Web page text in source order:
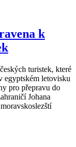
k
turistek, které
egyptském letovisku
pro přepravu do
Johana